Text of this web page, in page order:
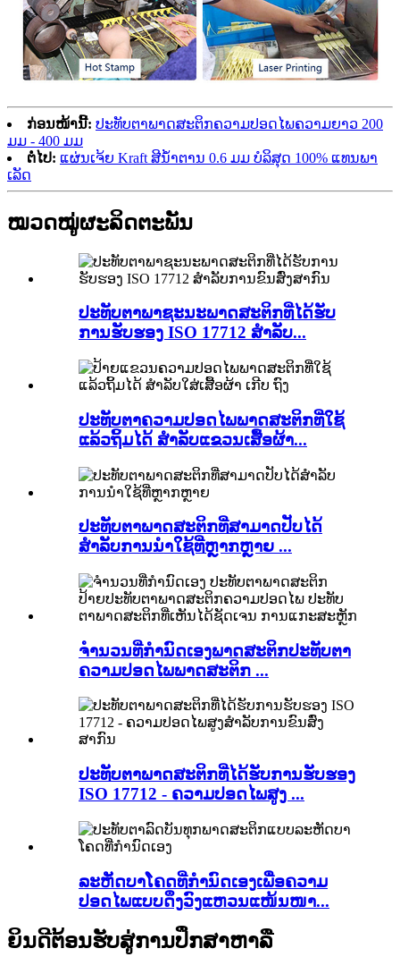
ກ່ອນໜ້ານີ້: ປະທັບຕາພາດສະຕິກຄວາມປອດໄພຄວາມຍາວ 200
ມມ - 400 ມມ
ຕໍ່ໄປ: ແຜ່ນເຈ້ຍ Kraft ສີນ້ຳຕານ 0.6 ມມ ບໍລິສຸດ 100% ແທນພາ
ເລັດ
ໝວດໝູ່ຜະລິດຕະພັນ
ປະທັບຕາພາຊະນະພາດສະຕິກທີ່ໄດ້ຮັບ
ການຮັບຮອງ ISO 17712 ສຳລັບ...
ປະທັບຕາຄວາມປອດໄພພາດສະຕິກທີ່ໃຊ້
ແລ້ວຖິ້ມໄດ້ ສຳລັບແຂວນເສື້ອຜ້າ...
ປະທັບຕາພາດສະຕິກທີ່ສາມາດປັບໄດ້
ສຳລັບການນຳໃຊ້ທີ່ຫຼາກຫຼາຍ ...
ຈຳນວນທີ່ກຳນົດເອງພາດສະຕິກປະທັບຕາ
ຄວາມປອດໄພພາດສະຕິກ ...
ປະທັບຕາພາດສະຕິກທີ່ໄດ້ຮັບການຮັບຮອງ
ISO 17712 - ຄວາມປອດໄພສູງ ...
ລະຫັດບາໂຄດທີ່ກຳນົດເອງເພື່ອຄວາມ
ປອດໄພແບບດຶງວົງແຫວນແໜ້ນໜາ...
ຍິນດີຕ້ອນຮັບສູ່ການປຶກສາຫາລື